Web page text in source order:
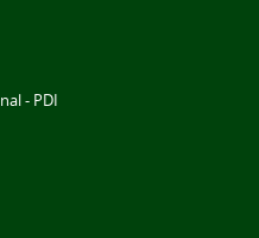
- PDI